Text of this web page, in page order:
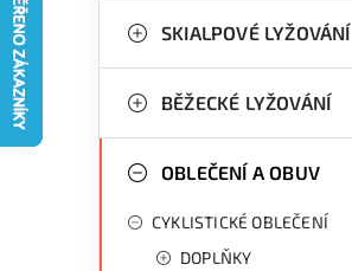
t
r
n
o
i
SKIALPOVÉ LYŽOVÁNÍ
BĚŽECKÉ LYŽOVÁNÍ
OBLEČENÍ A OBUV
CYKLISTICKÉ OBLEČENÍ
DOPLŇKY